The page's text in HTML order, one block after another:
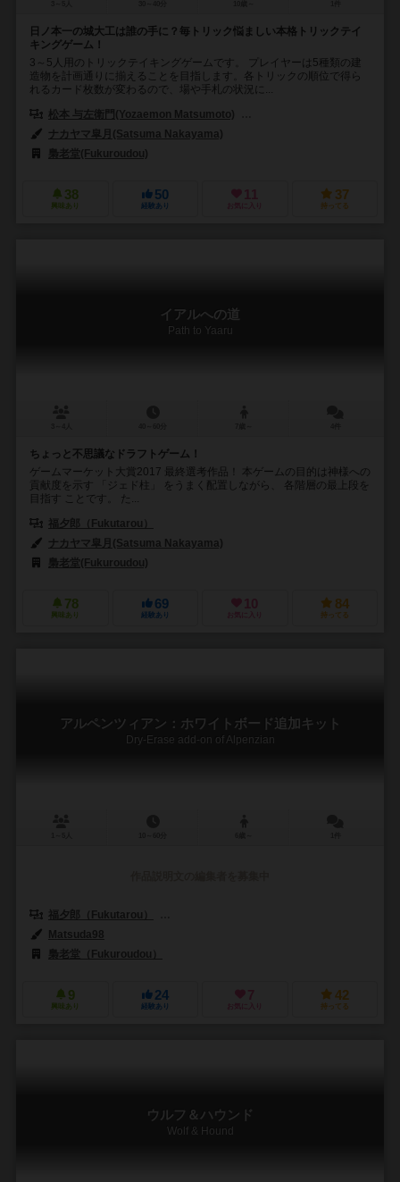
日ノ本一の城大工は誰の手に？毎トリック悩ましい本格トリックテイ
キングゲーム！
3～5人用のトリックテイキングゲームです。 プレイヤーは5種類の建
造物を計画通りに揃えることを目指します。各トリックの順位で得ら
れるカード枚数が変わるので、場や手札の状況に...
松本 与左衛門(Yozaemon Matsumoto)
ナカヤマ皐月(Satsuma Nakayama)
梟老堂(Fukuroudou)
38
興味あり
50
経験あり
11
お気に入り
37
持ってる
イアルへの道
Path to Yaaru
ちょっと不思議なドラフトゲーム！
ゲームマーケット大賞2017 最終選考作品！ 本ゲームの目的は神様への
貢献度を示す 「ジェド柱」 をうまく配置しながら、 各階層の最上段を
目指す ことです。 た...
福夕郎（Fukutarou）
ナカヤマ皐月(Satsuma Nakayama)
梟老堂(Fukuroudou)
78
興味あり
69
経験あり
10
お気に入り
84
持ってる
アルペンツィアン：ホワイトボード追加キット
Dry-Erase add-on of Alpenzian
福夕郎（Fukutarou）
Matsuda98
梟老堂（Fukuroudou）
9
興味あり
24
経験あり
7
お気に入り
42
持ってる
ウルフ＆ハウンド
Wolf & Hound